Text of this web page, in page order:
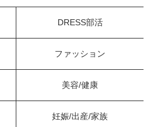
DRESS部活
ファッション
美容/健康
妊娠/出産/家族